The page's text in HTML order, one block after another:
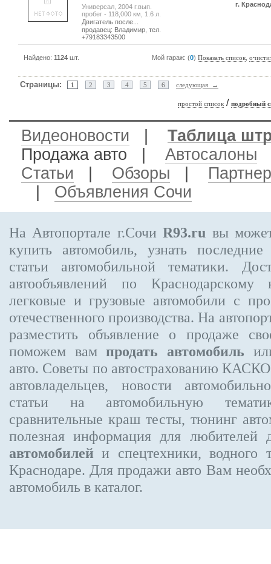
Универсал, 2004 г.вып.
пробег - 118,000 км, 1.6 л.
Двигатель после...
продавец: Владимир, тел.
+79183343500
г.
Найдено:1124 шт. Мой гараж: (0)Показать список ,
Страницы: 1 2 3 4 5 6 следующая →
простой список /подробный
Видеоновости
Таблица
Продажа авто
Автосалоны
Статьи
Обзоры
Объявления Сочи
На Автопортале г.СочиR93.ru вы
купить автомобиль, узнать
статьи автомобильной тематики.
автообъявлений по
легковые и грузовые автомобили с
отечественного производства. На
разместить объявление о продаже
поможем вампродать автомобиль
авто. Советы по автострахованию
автовладельцев, новости
статьи на автомобильную
сравнительные краш тесты, тюнинг
полезная информация для любителей
автомобилей и спецтехники, водного
Краснодаре. Для продажи авто Вам
автомобиль в каталог.